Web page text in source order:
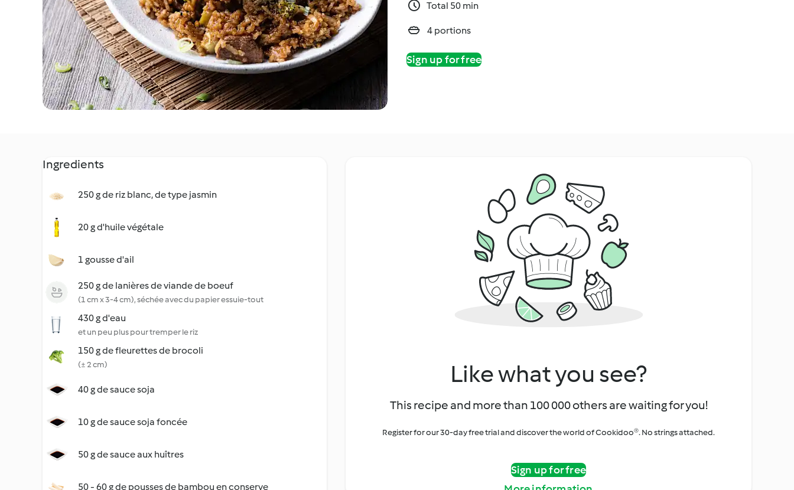
Total 50 min
4 portions
Sign up for free
Ingredients
250 g de riz blanc, de type jasmin
20 g d'huile végétale
1 gousse d'ail
250 g de lanières de viande de boeuf
(1 cm x 3-4 cm), séchée avec du papier essuie-tout
430 g d'eau
et un peu plus pour tremper le riz
150 g de fleurettes de brocoli
(± 2 cm)
40 g de sauce soja
10 g de sauce soja foncée
50 g de sauce aux huîtres
50 - 60 g de pousses de bambou en conserve
Like what you see?
This recipe and more than 100 000 others are waiting for you!
Register for our 30-day free trial and discover the world of Cookidoo®. No strings attached.
Sign up for free